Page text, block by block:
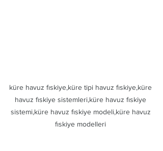
küre havuz fıskiye,küre tipi havuz fıskiye,küre
havuz fıskiye sistemleri,küre havuz fıskiye
sistemi,küre havuz fıskiye modeli,küre havuz
fıskiye modelleri